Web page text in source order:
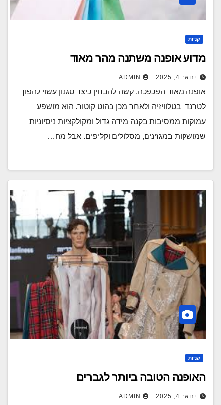
קניות
מדוע אופנה משתנה מהר מאוד
ינואר 4, 2025 ADMIN
אופנה מאוד הפכפכה. קשה להבחין כיצד סגנון עשוי להפוך
לטרנדי בטלוויזיה ולאחר מכן בהוט קוטור. הוא מושפע
עמוקות ממסיבות בקנה מידה גדול ומקולקציות ניסיוניות
שמושקות במגזינים, מסלולים וקליפים. אבל מה…
קניות
האופנה הטובה ביותר לגברים
ינואר 4, 2025 ADMIN